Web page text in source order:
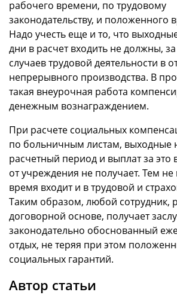
рабочего времени, по трудовому
законодательству, и положенного
Надо учесть еще и то, что
дни в расчет входить не должны,
случаев трудовой деятельности в
непрерывного производства. В
такая внеурочная работа
денежным вознаграждением.
При расчете социальных
по больничным листам, выходные
расчетный период и выплат за это
от учреждения не получает. Тем не
время входит и в трудовой и
Таким образом, любой сотрудник,
договорной основе, получает
законодательно обоснованный
отдых, не теряя при этом
социальных гарантий.
Автор статьи